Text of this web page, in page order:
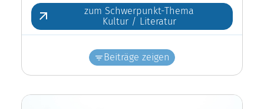
zum Schwerpunkt-Thema
Kultur / Literatur
Beiträge zeigen